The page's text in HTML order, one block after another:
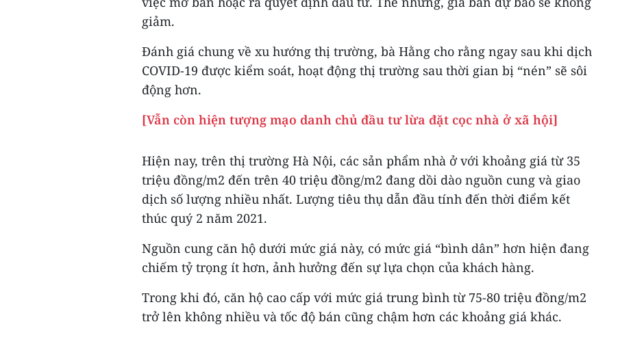
giảm.
Đánh giá chung về xu hướng thị trường, bà Hằng cho rằng ngay sau khi dịch
COVID-19 được kiểm soát, hoạt động thị trường sau thời gian bị “nén” sẽ sôi
động hơn.
[Vẫn còn hiện tượng mạo danh chủ đầu tư lừa đặt cọc nhà ở xã hội]
Hiện nay, trên thị trường Hà Nội, các sản phẩm nhà ở với khoảng giá từ 35
triệu đồng/m2 đến trên 40 triệu đồng/m2 đang dồi dào nguồn cung và giao
dịch số lượng nhiều nhất. Lượng tiêu thụ dẫn đầu tính đến thời điểm kết
thúc quý 2 năm 2021.
Nguồn cung căn hộ dưới mức giá này, có mức giá “bình dân” hơn hiện đang
chiếm tỷ trọng ít hơn, ảnh hưởng đến sự lựa chọn của khách hàng.
Trong khi đó, căn hộ cao cấp với mức giá trung bình từ 75-80 triệu đồng/m2
trở lên không nhiều và tốc độ bán cũng chậm hơn các khoảng giá khác.